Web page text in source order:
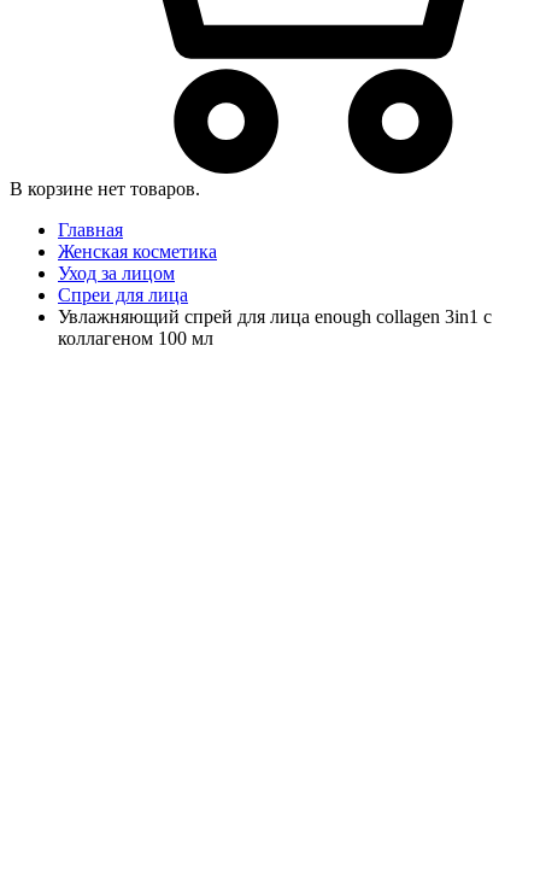
В корзине нет товаров.
Главная
Женская косметика
Уход за лицом
Спреи для лица
Увлажняющий спрей для лица enough collagen 3in1 с
коллагеном 100 мл